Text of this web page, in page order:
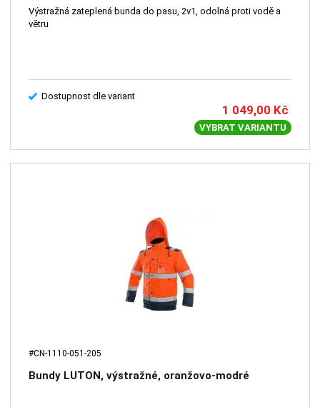
Výstražná zateplená bunda do pasu, 2v1, odolná proti vodě a
větru
Dostupnost dle variant
1 049,00 Kč
VYBRAT VARIANTU
#CN-1110-051-205
Bundy LUTON, výstražné, oranžovo-modré